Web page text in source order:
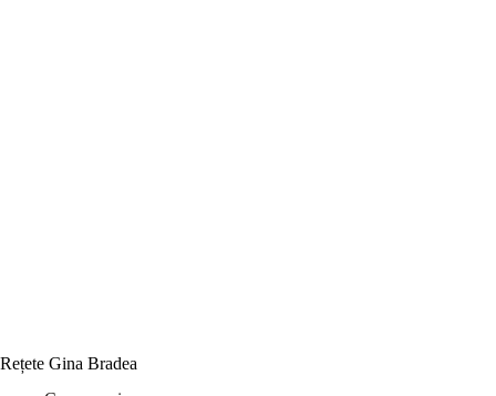
Rețete Gina Bradea